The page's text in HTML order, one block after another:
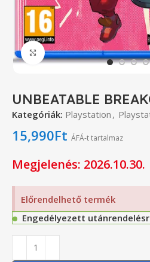
Click to enlarge
UNBEATABLE
Kategóriák: Playstation ,
15,990Ft ÁFÁ-t tartalmaz
Megjelenés: 2026.10.30.
Előrendelhető termék
Engedélyezett